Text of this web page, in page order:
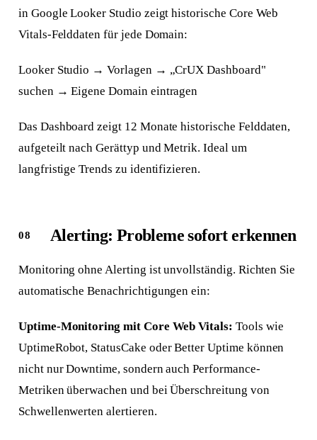
in Google Looker Studio zeigt historische Core Web
Vitals-Felddaten für jede Domain:
Looker Studio → Vorlagen → „CrUX Dashboard"
suchen → Eigene Domain eintragen
Das Dashboard zeigt 12 Monate historische Felddaten,
aufgeteilt nach Gerättyp und Metrik. Ideal um
langfristige Trends zu identifizieren.
Alerting: Probleme sofort erkennen
Monitoring ohne Alerting ist unvollständig. Richten Sie
automatische Benachrichtigungen ein:
Uptime-Monitoring mit Core Web Vitals: Tools wie
UptimeRobot, StatusCake oder Better Uptime können
nicht nur Downtime, sondern auch Performance-
Metriken überwachen und bei Überschreitung von
Schwellenwerten alertieren.